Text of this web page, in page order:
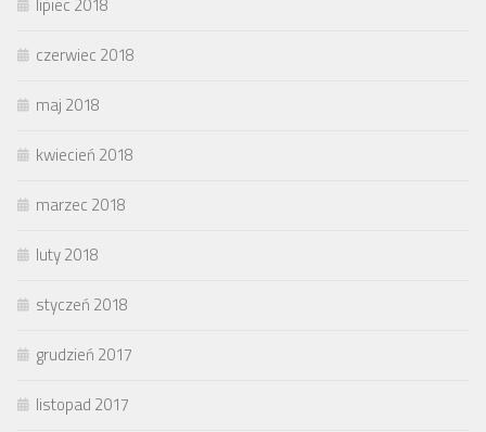
czerwiec 2018
maj 2018
kwiecień 2018
marzec 2018
luty 2018
styczeń 2018
grudzień 2017
listopad 2017